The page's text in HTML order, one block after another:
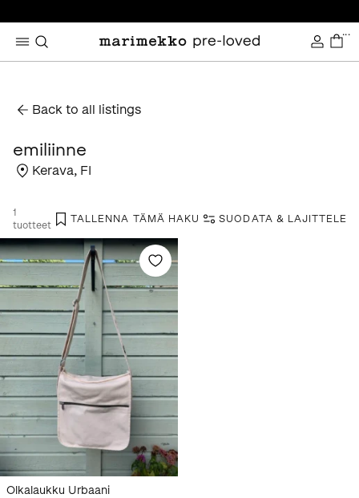
...
Back to all listings
emiliinne
Kerava, FI
1
tuotteet
TALLENNA TÄMÄ HAKU SUODATA & LAJITTELE
Olkalaukku Urbaani